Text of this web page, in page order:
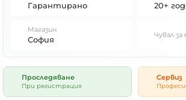
Гарантирано 20+
Магазин
София Чувал за
Проследяване
При регистрация
Сервиз